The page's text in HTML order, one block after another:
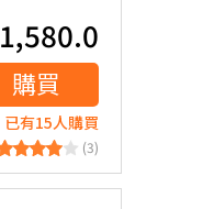
1,580.0
購買
已有15人購買
(3)